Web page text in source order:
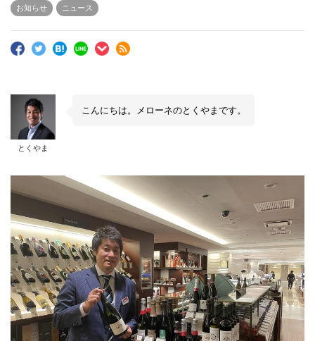
お知らせ ニュース
とくやま
こんにちは。メローネのとくやまです。